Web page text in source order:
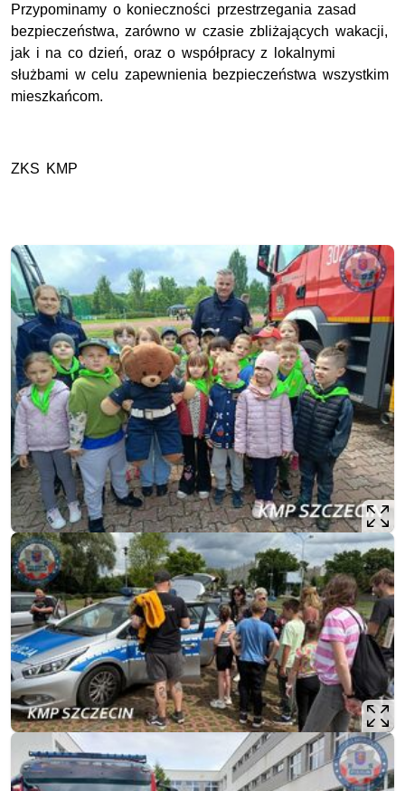
Przypominamy o konieczności przestrzegania zasad
bezpieczeństwa, zarówno w czasie zbliżających wakacji,
jak i na co dzień, oraz o współpracy z lokalnymi
służbami w celu zapewnienia bezpieczeństwa wszystkim
mieszkańcom.
ZKS KMP